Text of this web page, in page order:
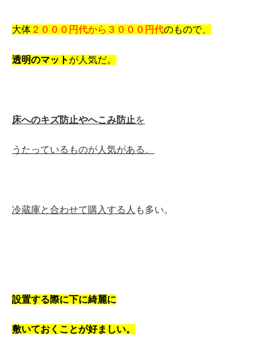
大体 ２０００円代から３０００円代のもので、
透明のマット が人気だ。
床へのキズ防止やへこみ防止を
うたっているものが人気がある。
冷蔵庫と合わせて購入する人 も多い。
設置する際に下に綺麗に
敷いておくことが好ましい。